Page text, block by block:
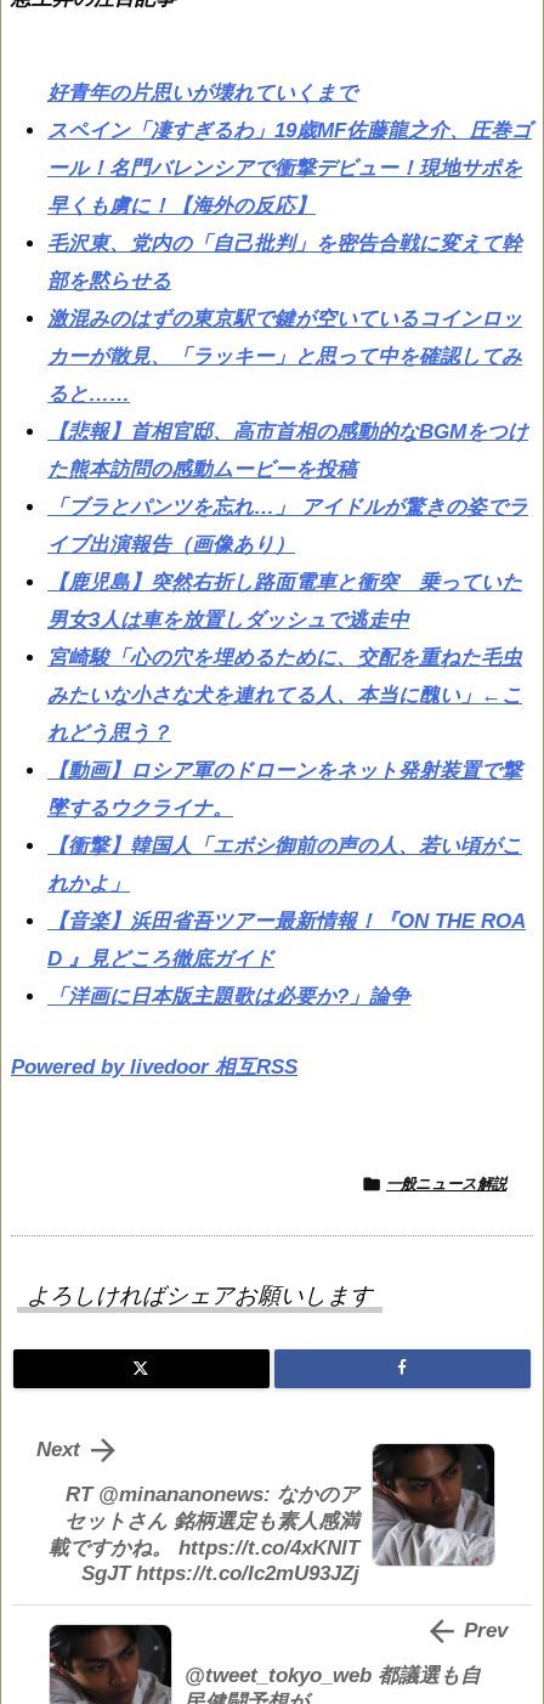
好青年の片思いが壊れていくまで
スペイン「凄すぎるわ」19歳MF佐藤龍之介、圧巻ゴ
ール！名門バレンシアで衝撃デビュー！現地サポを
早くも虜に！【海外の反応】
毛沢東、党内の「自己批判」を密告合戦に変えて幹
部を黙らせる
激混みのはずの東京駅で鍵が空いているコインロッ
カーが散見、「ラッキー」と思って中を確認してみ
ると……
【悲報】首相官邸、高市首相の感動的なBGMをつけ
た熊本訪問の感動ムービーを投稿
「ブラとパンツを忘れ…」 アイドルが驚きの姿でラ
イブ出演報告（画像あり）
【鹿児島】突然右折し路面電車と衝突 乗っていた
男女3人は車を放置しダッシュで逃走中
宮崎駿「心の穴を埋めるために、交配を重ねた毛虫
みたいな小さな犬を連れてる人、本当に醜い」←こ
れどう思う？
【動画】ロシア軍のドローンをネット発射装置で撃
墜するウクライナ。
【衝撃】韓国人「エボシ御前の声の人、若い頃がこ
れかよ」
【音楽】浜田省吾ツアー最新情報！『ON THE ROA
D 』見どころ徹底ガイド
「洋画に日本版主題歌は必要か?」論争
Powered by livedoor 相互RSS
 一般ニュース解説
よろしければシェアお願いします
RT @minananonews: なかのア
セットさん 銘柄選定も素人感満
載ですかね。 https://t.co/4xKNlT
SgJT https://t.co/Ic2mU93JZj

Next
@tweet_tokyo_web 都議選も自
 Prev